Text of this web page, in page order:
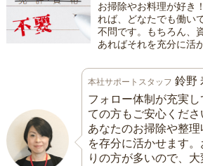
お掃除やお料理が好き
れば、どなたでも働い
不問です。もちろん、
あればそれを充分に活
本社サポートスタッフ 鈴野
フォロー体制が充実
ての方もご安心くださ
あなたのお掃除や整
を存分に活かせます
りの方が多いので、